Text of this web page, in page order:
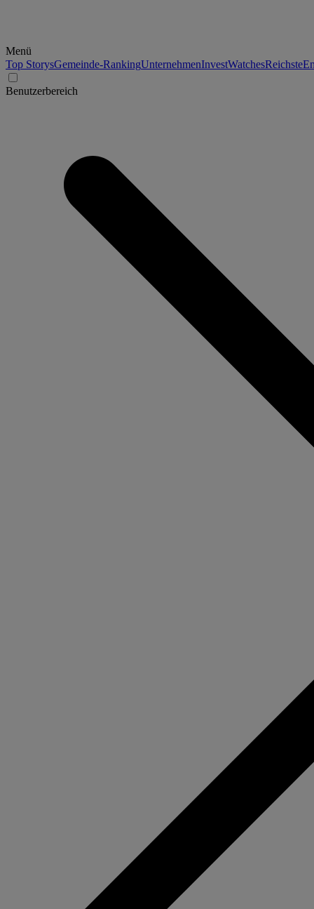
Menü
Top StorysGemeinde-RankingUnternehmenInvestWatchesReichste
Benutzerbereich